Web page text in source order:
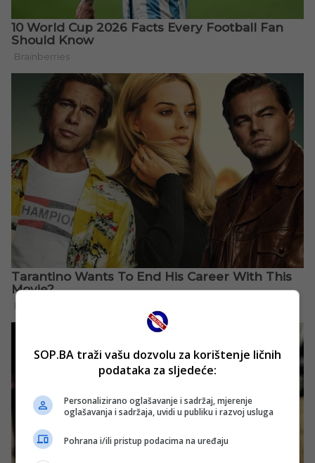
SOP.BA traži vašu dozvolu za korištenje ličnih
podataka za sljedeće:
Personalizirano oglašavanje i sadržaj, mjerenje
oglašavanja i sadržaja, uvidi u publiku i razvoj usluga
Pohrana i/ili pristup podacima na uređaju